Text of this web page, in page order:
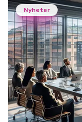
Nyheter